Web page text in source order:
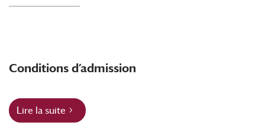
Conditions d’admission
Lire la suite